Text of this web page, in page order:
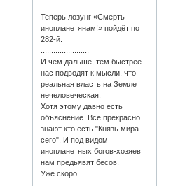
....................
Теперь лозунг «Смерть
инопланетянам!» пойдёт по
282-й.
.......................
И чем дальше, тем быстрее
нас подводят к мысли, что
реальная власть на Земле
нечеловеческая.
Хотя этому давно есть
объяснение. Все прекрасно
знают кто есть "Князь мира
сего". И под видом
инопланетных богов-хозяев
нам предьявят бесов.
Уже скоро.